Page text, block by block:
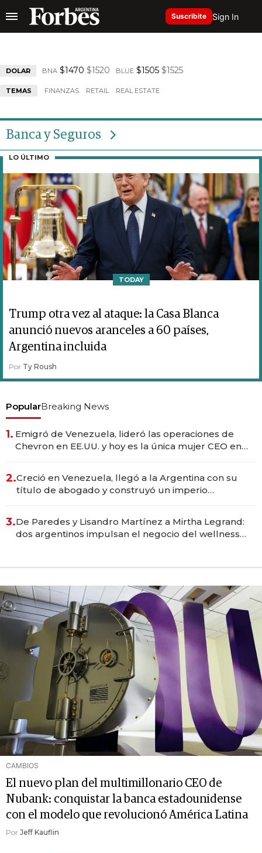
Suscribite Sign In
DOLAR BNA $1470 $1520 BLUE $1505 $1525
TEMAS FINANZAS RETAIL REAL ESTATE
Banca y Seguros
PopularBreaking News
1. Emigró de Venezuela, lideró las operaciones de
Chevron en EE.UU. y hoy es la única mujer CEO en
2.Creció en Venezuela, llegó a la Argentina con su
título de abogado y construyó un imperio
3.De Paredes y Lisandro Martínez a Mirtha Legrand:
dos argentinos impulsan el negocio del wellness
LO ÚLTIMO
TODAY
Trump otra vez al ataque: la Casa Blanca
anunció nuevos aranceles a 60 países,
Argentina incluida
Por Ty Roush
CAMBIOS
El nuevo plan del multimillonario CEO de
Nubank: conquistar la banca estadounidense
con el modelo que revolucionó América Latina
Por Jeff Kauflin